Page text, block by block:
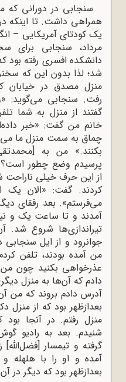
سنجابی در دورانی که
مرداد، سنجابی برای
دانشکده افسری رفته بود
شد؛ لذا بدون این که
منزل مصدق در خیابان
رفت. سنجابی می‌گوید:
گفتند از منزل به شما
خانم من گفت: «خبر
چماق به سمت منزل ما
بکنند.» من به
پرسیدم وضع چطور
از این حرف خیلی ناراحت
کردند. گفت: «الان یک
می‌‌فرستم». بعد رفقای
آمدند و تا ساعت یک و
تیراندازی‌‌ها شروع شد.
جوانرود و از ایل سنجابی
من آمده بودند، تلفن
عذرخواهی بکنید چون من
دادم که آن‌ها به منزل
آدرس دادم بروند که من
بعدازظهر بود که از منزل
منزل رفتم. در آنجا
شنیدم. بعد به رادیو
گرفته و تیمسار
آمده و او را با
بعدازظهر بود که دیگر در